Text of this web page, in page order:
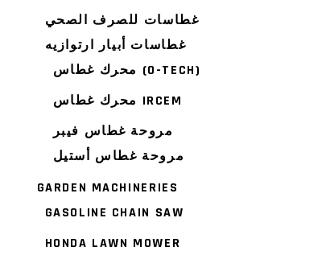
غطاسات للصرف الصحي
غطاسات أبيار ارتوازيه
محرك غطاس (O-TECH)
محرك غطاس IRCEM
مروحة غطاس فيبر
مروحة غطاس أستيل
GARDEN MACHINERIES
GASOLINE CHAIN SAW
HONDA LAWN MOWER